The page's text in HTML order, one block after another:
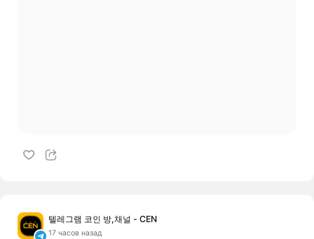
텔레그램 코인 방,채널 - CEN
17 часов назад